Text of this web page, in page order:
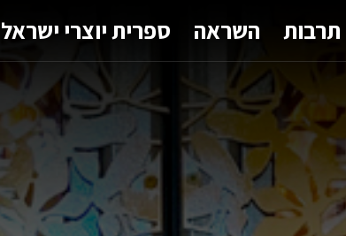
תרבות השראה ספרית יוצרי ישראל